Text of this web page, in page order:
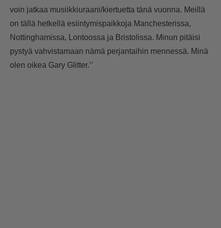
voin jatkaa musiikkiuraani/kiertuetta tänä vuonna. Meillä
on tällä hetkellä esiintymispaikkoja Manchesterissa,
Nottinghamissa, Lontoossa ja Bristolissa. Minun pitäisi
pystyä vahvistamaan nämä perjantaihin mennessä. Minä
olen oikea Gary Glitter.’’